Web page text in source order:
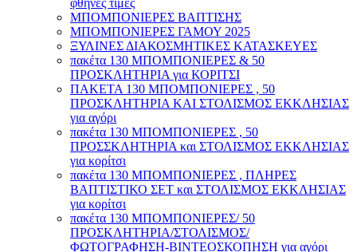
φθηνές τιμές
ΜΠΟΜΠΟΝΙΕΡΕΣ ΒΑΠΤΙΣΗΣ
ΜΠΟΜΠΟΝΙΕΡΕΣ ΓΑΜΟΥ 2025
ΞΥΛΙΝΕΣ ΔΙΑΚΟΣΜΗΤΙΚΕΣ ΚΑΤΑΣΚΕΥΕΣ
πακέτα 130 ΜΠΟΜΠΟΝΙΕΡΕΣ & 50
ΠΡΟΣΚΛΗΤΗΡΙΑ για ΚΟΡΙΤΣΙ
ΠΑΚΕΤΑ 130 ΜΠΟΜΠΟΝΙΕΡΕΣ , 50
ΠΡΟΣΚΛΗΤΗΡΙΑ ΚΑΙ ΣΤΟΛΙΣΜΟΣ ΕΚΚΛΗΣΙΑΣ
για αγόρι
πακέτα 130 ΜΠΟΜΠΟΝΙΕΡΕΣ , 50
ΠΡΟΣΣΚΛΗΤΗΡΙΑ και ΣΤΟΛΙΣΜΟΣ ΕΚΚΛΗΣΙΑΣ
για κορίτσι
πακέτα 130 ΜΠΟΜΠΟΝΙΕΡΕΣ , ΠΛΗΡΕΣ
ΒΑΠΤΙΣΤΙΚΟ ΣΕΤ και ΣΤΟΛΙΣΜΟΣ ΕΚΚΛΗΣΙΑΣ
για κορίτσι
πακέτα 130 ΜΠΟΜΠΟΝΙΕΡΕΣ/ 50
ΠΡΟΣΚΛΗΤΗΡΙΑ/ΣΤΟΛΙΣΜΟΣ/
ΦΩΤΟΓΡΑΦΗΣΗ-ΒΙΝΤΕΟΣΚΟΠΗΣΗ για αγόρι